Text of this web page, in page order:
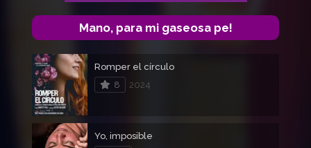
Mano, para mi gaseosa pe!
Romper el círculo
8
2024
Yo, imposible